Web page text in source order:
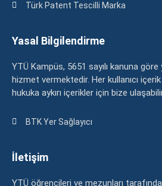
Türk Patent Tescilli Marka
Yasal Bilgilendirme
YTÜ Kampüs, 5651 sayılı kanuna göre
hizmet vermektedir. Her kullanıcı
hukuka aykırı içerikler için bize
BTK Yer Sağlayıcı
İletişim
YTÜ öğrencileri ve mezunları